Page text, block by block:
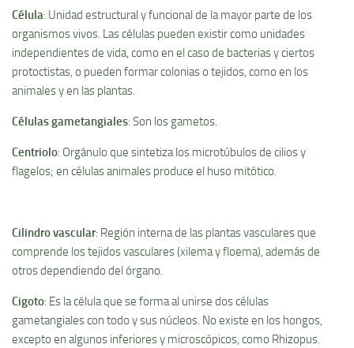
Célula: Unidad estructural y funcional de la mayor parte de los
organismos vivos. Las células pueden existir como unidades
independientes de vida, como en el caso de bacterias y ciertos
protoctistas, o pueden formar colonias o tejidos, como en los
animales y en las plantas.
Células gametangiales: Son los gametos.
Centriolo: Orgánulo que sintetiza los microtúbulos de cilios y
flagelos; en células animales produce el huso mitótico.
Cilindro vascular: Región interna de las plantas vasculares que
comprende los tejidos vasculares (xilema y floema), además de
otros dependiendo del órgano.
Cigoto: Es la célula que se forma al unirse dos células
gametangiales con todo y sus núcleos. No existe en los hongos,
excepto en algunos inferiores y microscópicos, como Rhizopus.